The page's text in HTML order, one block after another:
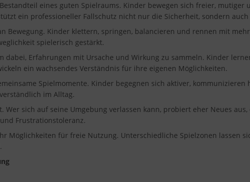
eines guten Spielraums. Kinder bewegen sich freier, mutiger
ein professioneller Fallschutz nicht nur die Sicherheit, sondern
Bewegung. Kinder klettern, springen, balancieren und rennen mit
spielerisch gestärkt.
Erfahrungen mit Ursache und Wirkung zu sammeln. Kinder
ein wachsendes Verständnis für ihre eigenen Möglichkeiten.
Spielmomente. Kinder begegnen sich aktiver,
im Alltag.
sich auf seine Umgebung verlassen kann, probiert eher Neues
Frustrationstoleranz.
Möglichkeiten für freie Nutzung. Unterschiedliche Spielzonen lassen